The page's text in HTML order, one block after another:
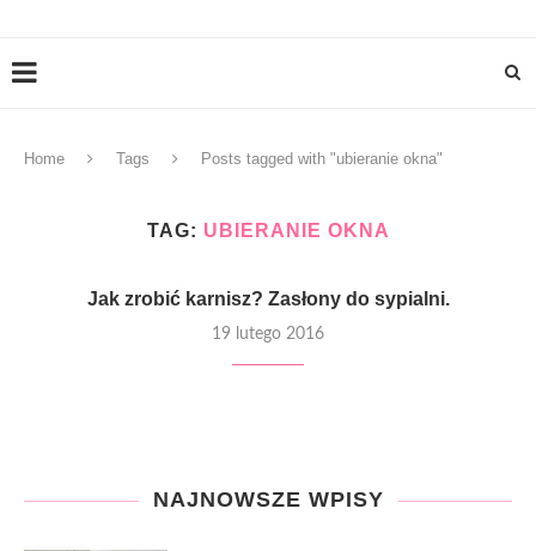
Home Tags Posts tagged with "ubieranie okna"
TAG: UBIERANIE OKNA
Jak zrobić karnisz? Zasłony do sypialni.
19 lutego 2016
NAJNOWSZE WPISY